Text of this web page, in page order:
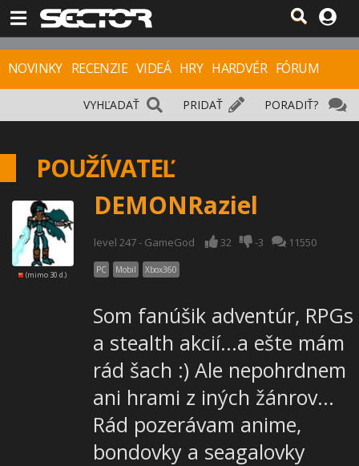
NOVINKY RECENZIE VIDEÁ HRY HARDVÉR FÓRUM
PORADIŤ?
PRIDAŤ
VYHĽADAŤ
POUŽÍVATEĽ
(mimo 30 d.)
DEMONRaziel
level 247 - GameGod 32 -3 11550
PC Mobil Xbox360
Som fanúšik adventúr, RPGs
a stealth akcií...a ešte mám
rád šach :) Ale nepohrdnem
ani hrami z iných žánrov...
Rád pozerávam anime,
bondovky a seagalovky